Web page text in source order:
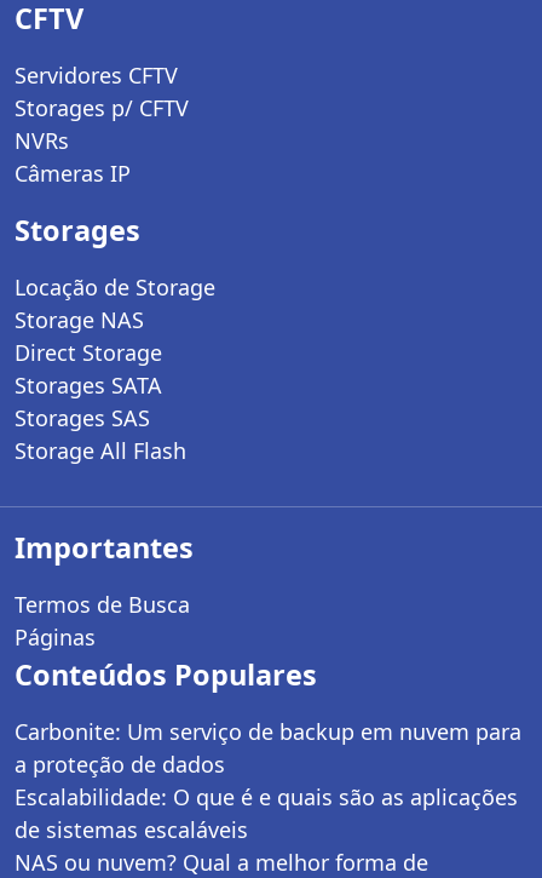
CFTV
Servidores CFTV
Storages p/ CFTV
NVRs
Câmeras IP
Storages
Locação de Storage
Storage NAS
Direct Storage
Storages SATA
Storages SAS
Storage All Flash
Importantes
Termos de Busca
Páginas
Conteúdos Populares
Carbonite: Um serviço de backup em nuvem para
a proteção de dados
Escalabilidade: O que é e quais são as aplicações
de sistemas escaláveis
NAS ou nuvem? Qual a melhor forma de